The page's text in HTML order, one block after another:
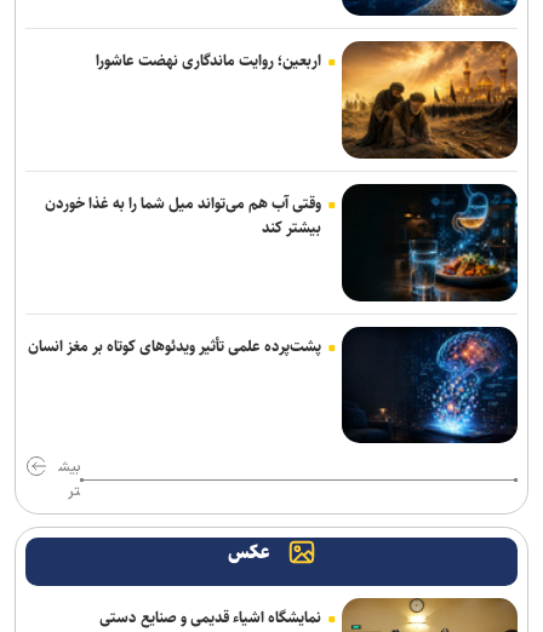
اربعین؛ روایت ماندگاری نهضت عاشورا
وقتی آب هم می‌تواند میل شما را به غذا خوردن
بیشتر کند
پشت‌پرده علمی تأثیر ویدئو‌های کوتاه بر مغز انسان
بیش
تر
عکس
نمایشگاه اشیاء قدیمی و صنایع دستی